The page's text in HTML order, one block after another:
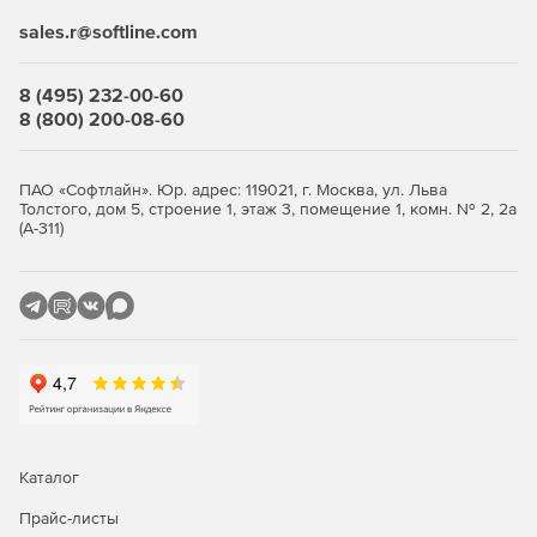
консоль из любого браузера. В редакции Advanced
доступны контроль приложений, контроль USB-устройств
интеграция с SIEM-системами. Облачная аналитика угроз
PRO32 ETI (Ecosystem Threat Intelligence) собирает данные
отслеживает безопасность сетей Wi-Fi. Разворачивать
защиту удобно: удалённая и тихая установка, рассылка по
электронной почте или пакетами, поддержка
Как купить PRO32 Endpoint
Выберите количество узлов, оформите заказ и получите
ключи — развёртывание выполняется удалённо через
закрывающих документов (счёт, накладная, счёт-фактура)
и помощь в подборе нужного количества лицензий.
sales.r@softline.com
8 (495) 232-00-60
8 (800) 200-08-60
ПАО «Софтлайн». Юр. адрес: 119021, г. Москва, ул. Льва
Толстого, дом 5, строение 1, этаж 3, помещение 1, комн. № 2, 2а
(А-311)
Каталог
Прайс-листы